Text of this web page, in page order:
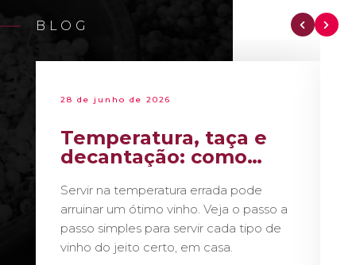
BLOG
28 de junho de 2026
Temperatura, taça e
decantação: como
sommelier
Servir na temperatura errada pode
arruinar um ótimo vinho. Veja o passo a
passo simples para servir cada tipo de
vinho do jeito certo, em casa.